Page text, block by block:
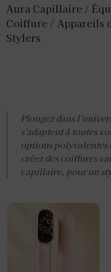
Aura Capillaire /
Coiffure / Appareils
Stylers
Plongez dans
s'adaptent à toutes
options polyvalentes
créez des coiffures
capillaire, pour un